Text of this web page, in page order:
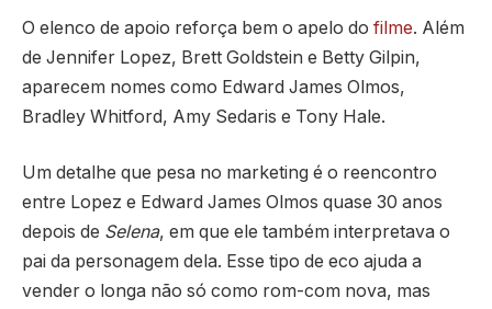
O elenco de apoio reforça bem o apelo do filme. Além
de Jennifer Lopez, Brett Goldstein e Betty Gilpin,
aparecem nomes como Edward James Olmos,
Bradley Whitford, Amy Sedaris e Tony Hale.
Um detalhe que pesa no marketing é o reencontro
entre Lopez e Edward James Olmos quase 30 anos
depois de Selena, em que ele também interpretava o
pai da personagem dela. Esse tipo de eco ajuda a
vender o longa não só como rom-com nova, mas